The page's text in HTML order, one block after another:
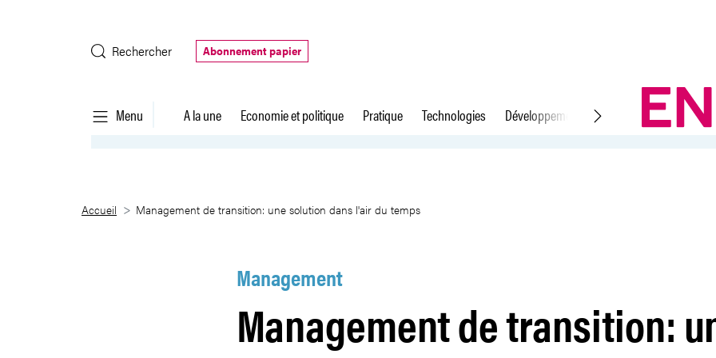
Rechercher
Abonnement papier
Menu A la une Economie et politique Pratique Technologies Développement durable Droit du travail
Management de transition: une solution dans l&#39;air du temps
Accueil Management de transition: une solution dans l'air du temps
Management
Management de transition: